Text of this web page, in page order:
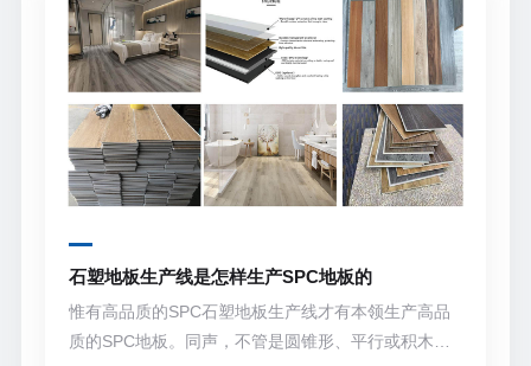
石塑地板生产线是怎样生产SPC地板的
惟有高品质的SPC石塑地板生产线才有本领生产高品
质的SPC地板。同声，不管是圆锥形、平行或积木式